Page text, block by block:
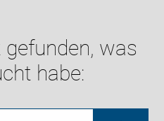
was
habe: